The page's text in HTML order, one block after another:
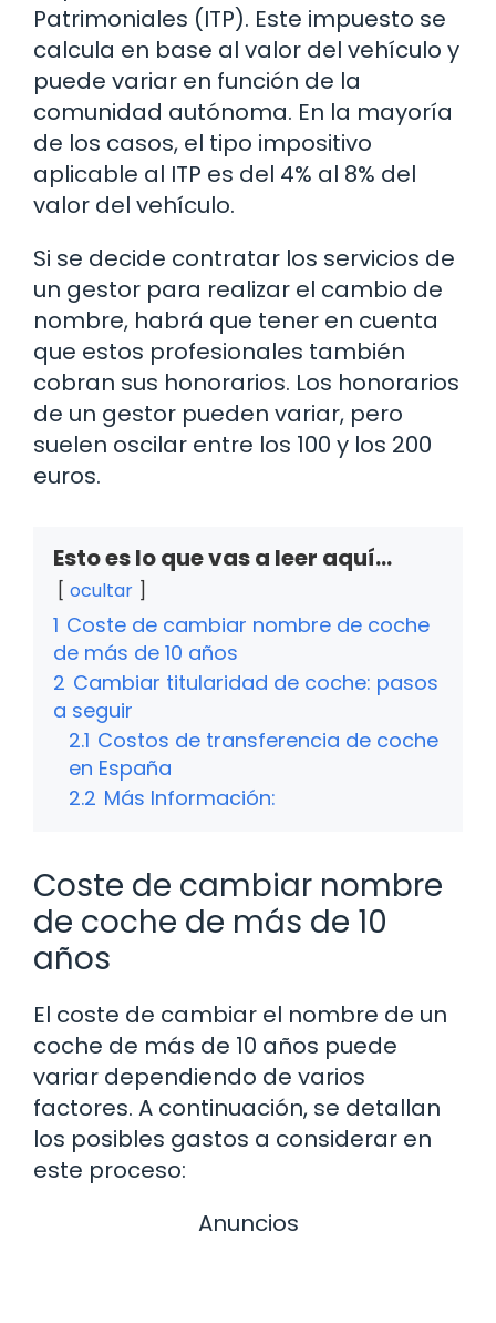
Patrimoniales (ITP). Este impuesto se
calcula en base al valor del vehículo y
puede variar en función de la
comunidad autónoma. En la mayoría
de los casos, el tipo impositivo
aplicable al ITP es del 4% al 8% del
valor del vehículo.
Si se decide contratar los servicios de
un gestor para realizar el cambio de
nombre, habrá que tener en cuenta
que estos profesionales también
cobran sus honorarios. Los honorarios
de un gestor pueden variar, pero
suelen oscilar entre los 100 y los 200
euros.
Esto es lo que vas a leer aquí...
ocultar
1 Coste de cambiar nombre de coche
de más de 10 años
2 Cambiar titularidad de coche: pasos
a seguir
2.1 Costos de transferencia de coche
en España
2.2 Más Información:
Coste de cambiar nombre
de coche de más de 10
años
El coste de cambiar el nombre de un
coche de más de 10 años puede
variar dependiendo de varios
factores. A continuación, se detallan
los posibles gastos a considerar en
este proceso:
Anuncios